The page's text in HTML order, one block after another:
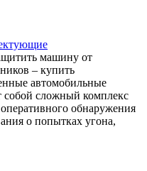
машину от
– купить
автомобильные
собой сложный комплекс
обнаружения
о попытках угона,